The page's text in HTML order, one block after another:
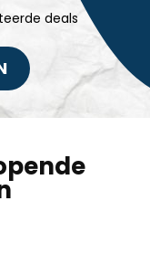
deals